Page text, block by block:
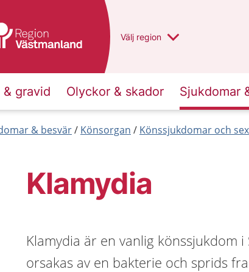
Du har valt region
Välj en annan
region
& gravid Olyckor & skador Sjukdomar
& besvär Könsorgan Könssjukdomar och
Klamydia
Klamydia är en vanlig könssjukdom
orsakas av en bakterie och sprids